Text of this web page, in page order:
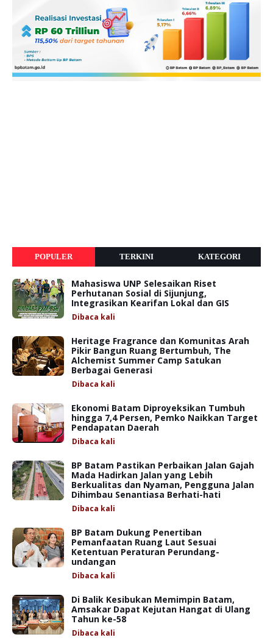
POPULER TERKINI KATEGORI
Mahasiswa UNP Selesaikan Riset
Perhutanan Sosial di Sijunjung,
Integrasikan Kearifan Lokal dan GIS
Dibaca kali
Heritage Fragrance dan Komunitas Arah
Pikir Bangun Ruang Bertumbuh, The
Alchemist Summer Camp Satukan
Berbagai Generasi
Dibaca kali
Ekonomi Batam Diproyeksikan Tumbuh
hingga 7,4 Persen, Pemko Naikkan Target
Pendapatan Daerah
Dibaca kali
BP Batam Pastikan Perbaikan Jalan Gajah
Mada Hadirkan Jalan yang Lebih
Berkualitas dan Nyaman, Pengguna Jalan
Dihimbau Senantiasa Berhati-hati
Dibaca kali
BP Batam Dukung Penertiban
Pemanfaatan Ruang Laut Sesuai
Ketentuan Peraturan Perundang-
undangan
Dibaca kali
Di Balik Kesibukan Memimpin Batam,
Amsakar Dapat Kejutan Hangat di Ulang
Tahun ke-58
Dibaca kali